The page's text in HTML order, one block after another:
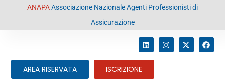
contenutoANAPAAssociazione Nazionale Agenti Professionisti di
Assicurazione
AREA RISERVATA ISCRIZIONE